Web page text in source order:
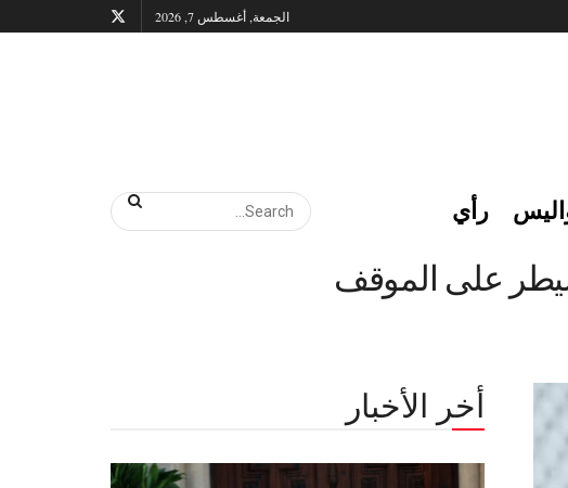
الجمعة, أغسطس 7, 2026
رأي
على الموقف
أخر الأخبار